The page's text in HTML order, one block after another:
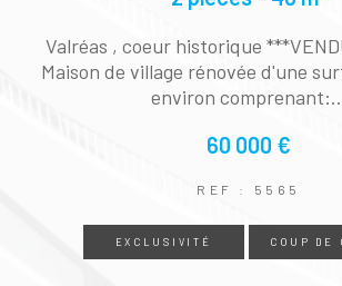
GRIGNAN centre. Véritable Coup
e studio de 22m² situé au 1er
ue immeuble...
75 000 €
REF : 5604
EXCLUSIVITÉ COUP DE